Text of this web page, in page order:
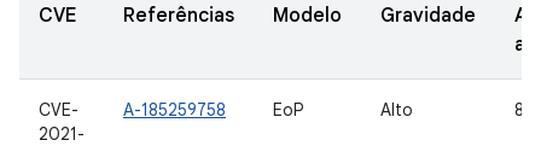
CVE Referências Modelo Gravidade
CVE-
2021-
A-185259758 EoP Alto